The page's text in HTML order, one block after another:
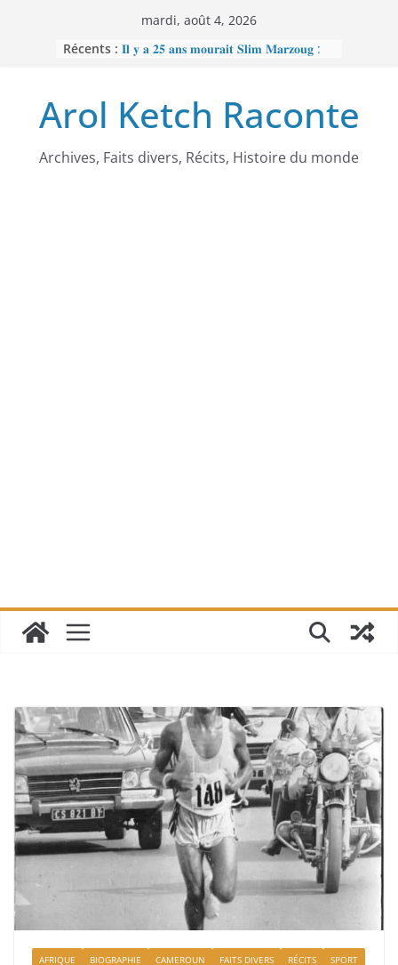
mardi, août 4, 2026
Récents : 𝐈𝐥 𝐲 𝐚 𝟐𝟓 𝐚𝐧𝐬 𝐦𝐨𝐮𝐫𝐚𝐢𝐭 𝐒𝐥𝐢𝐦 𝐌𝐚𝐫𝐳𝐨𝐮𝐠 :
𝐉𝐨𝐬𝐞𝐩𝐡 𝐍𝐝𝐢-𝐒𝐚𝐦𝐛𝐚, 𝐥𝐞 𝐛𝐚̂𝐭𝐢𝐬𝐬𝐞𝐮𝐫 𝐝’𝐞́𝐜𝐨𝐥𝐞𝐬
𝐒𝐨𝐮𝐭𝐢𝐞𝐧 𝐭𝐨𝐭𝐚𝐥 𝐚̀ 𝐑𝐞𝐛𝐞𝐜𝐜𝐚 𝐄𝐧𝐨𝐧𝐜𝐡𝐨𝐧𝐠
𝐑𝐚𝐦𝐬𝐞̀𝐬 𝐈𝐞𝐫 – 𝐋𝐞 𝐩𝐫𝐞𝐦𝐢𝐞𝐫 𝐨𝐫𝐝𝐢𝐧𝐚𝐭𝐞𝐮𝐫
Arol Ketch Raconte
Archives, Faits divers, Récits, Histoire du monde
AFRIQUE BIOGRAPHIE CAMEROUN FAITS DIVERS RÉCITS SPORT